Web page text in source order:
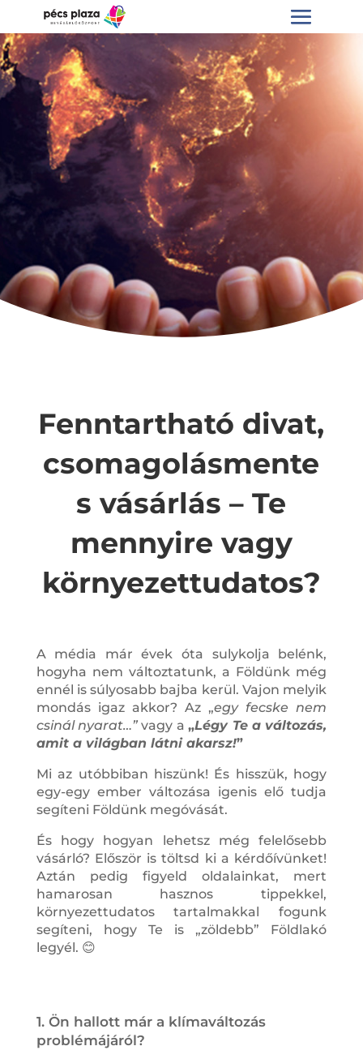
Fenntartható divat,
csomagolásmente
s vásárlás – Te
mennyire vagy
környezettudatos?
A média már évek óta sulykolja belénk,
hogyha nem változtatunk, a Földünk még
ennél is súlyosabb bajba kerül. Vajon melyik
mondás igaz akkor? Az „egy fecske nem
csinál nyarat…” vagy a„Légy Te a változás,
amit a világban látni akarsz!”
Mi az utóbbiban hiszünk! És hisszük, hogy
egy-egy ember változása igenis elő tudja
segíteni Földünk megóvását.
És hogy hogyan lehetsz még felelősebb
vásárló? Először is töltsd ki a kérdőívünket!
Aztán pedig figyeld oldalainkat, mert
hamarosan hasznos tippekkel,
környezettudatos tartalmakkal fogunk
segíteni, hogy Te is „zöldebb” Földlakó
legyél. 😊
1. Ön hallott már a klímaváltozás
problémájáról?